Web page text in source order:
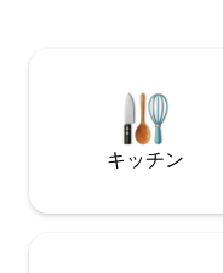
の特典に加え、ファミ
車、屋外の炭火グリル
陰、カート、備品など
用意しています。海岸
キッチン